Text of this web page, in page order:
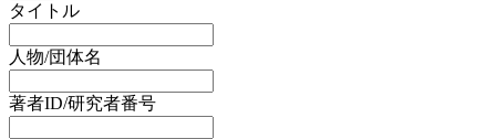
タイトル
人物/団体名
著者ID/研究者番号